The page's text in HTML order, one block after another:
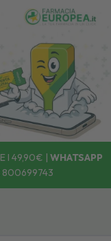
I 49,90€ | WHATSAPP
800699743